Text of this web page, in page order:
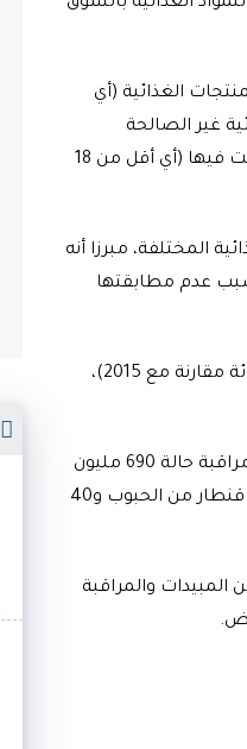
مكنت من مراقبة مليونين و3 آلاف و700 طن من المنتجات الغذائية (أي
4700 طن من المواد الغذائية غير الصالحة
للاستهلاك (بانخفاض 21 في المائة مقارنة مع 2015)، وإحالة 2600 ملفا على القضاء للبت فيها (أي أقل من 18
و666 ألف طن من المواد الغذائية المختلفة، مبرزا أنه
الغذائية بسبب عدم مطابقتها
وأضاف المكتب أنه راقب 3,6 مليون طن من المواد الغذائية عند التصدير (زائد 18 في المائة مقارنة مع 2015)،
وفضلا عن مراقبة المواد الغذائية، قام المكتب خلال 2016 بأعمال أخرى للمراقبة همت مراقبة حالة 690 مليون
شتلة و850 الف و800 طن من المنتجات النباتية غير الغذائية ومراقبة مليون و836 الف قنطار من الحبوب و40
654 الف و600 طن من الأسمدة و53 الف طن من المبيدات والمراقبة
.